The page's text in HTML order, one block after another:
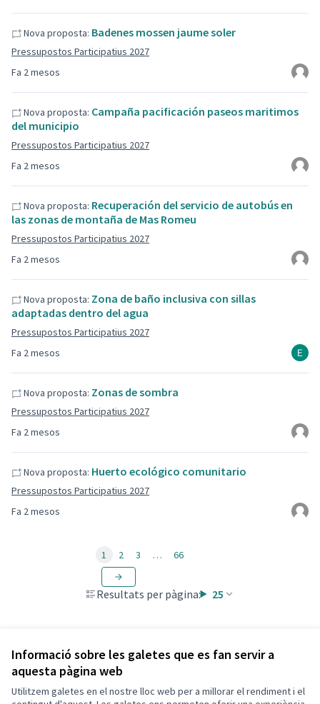
Informació sobre les galetes que es fan servir a
aquesta pàgina web
Utilitzem galetes en el nostre lloc web per a millorar el rendiment i el
Fa 2 mesos
Nova proposta: Badenes mossen jaume soler
Pressupostos Participatius 2027
Fa 2 mesos
Nova proposta: Campaña pacificación paseos maritimos
del municipio
Pressupostos Participatius 2027
Fa 2 mesos
Nova proposta: Recuperación del servicio de autobús en
las zonas de montaña de Mas Romeu
Pressupostos Participatius 2027
Fa 2 mesos
Nova proposta: Zona de baño inclusiva con sillas
adaptadas dentro del agua
Pressupostos Participatius 2027
Fa 2 mesos
Nova proposta: Zonas de sombra
Pressupostos Participatius 2027
Fa 2 mesos
Nova proposta: Huerto ecológico comunitario
Pressupostos Participatius 2027
Resultats per pàgina: 25
1 2 3 … 66
Termes i condicions d'ús